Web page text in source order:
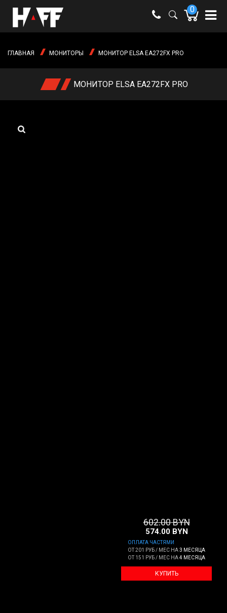
Время
09:00 -
0
ГЛАВНАЯ МОНИТОРЫ МОНИТОР ELSA EA272FX PRO
МОНИТОР ELSA EA272FX PRO
574.00BYN
602.00BYN
ОПЛАТА ЧАСТЯМИ
ОТ201 РУБ / МЕС НА3 МЕСЯЦА
ОТ151 РУБ / МЕС НА4 МЕСЯЦА
КУПИТЬ